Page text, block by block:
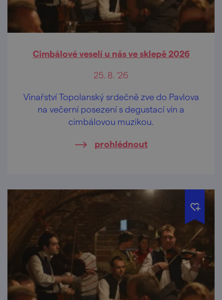
Cimbálové veselí u nás ve sklepě 2026
25. 8. '26
Vinařství Topolanský srdečně zve do Pavlova
na večerní posezení s degustací vín a
cimbálovou muzikou.
prohlédnout